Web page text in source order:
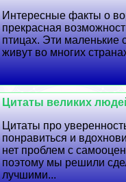
Интересные факты о
прекрасная
птицах. Эти маленькие
живут во многих
Цитаты великих
Цитаты про
понравиться и
нет проблем с
поэтому мы решили
лучшими...